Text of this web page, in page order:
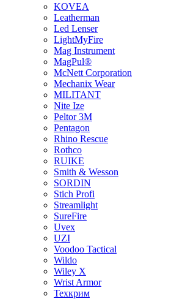
KOVEA
Leatherman
Led Lenser
LightMyFire
Mag Instrument
MagPul®
McNett Corporation
Mechanix Wear
MILITANT
Nite Ize
Peltor 3M
Pentagon
Rhino Rescue
Rothco
RUIKE
Smith & Wesson
SORDIN
Stich Profi
Streamlight
SureFire
Uvex
UZI
Voodoo Tactical
Wildo
Wiley X
Wrist Armor
Техкрим